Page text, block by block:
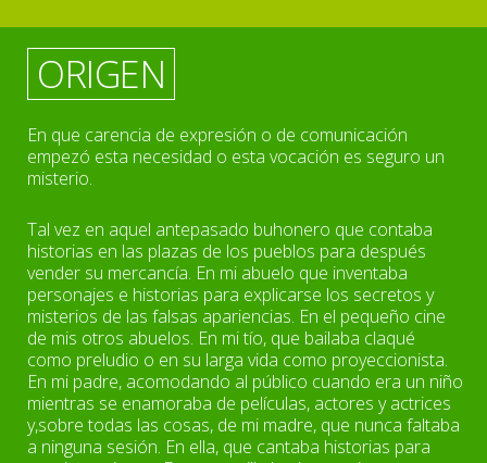
ORIGEN
En que carencia de expresión o de comunicación
empezó esta necesidad o esta vocación es seguro un
misterio.
Tal vez en aquel antepasado buhonero que contaba
historias en las plazas de los pueblos para después
vender su mercancía. En mi abuelo que inventaba
personajes e historias para explicarse los secretos y
misterios de las falsas apariencias. En el pequeño cine
de mis otros abuelos. En mi tío, que bailaba claqué
como preludio o en su larga vida como proyeccionista.
En mi padre, acomodando al público cuando era un niño
mientras se enamoraba de películas, actores y actrices
y,sobre todas las cosas, de mi madre, que nunca faltaba
a ninguna sesión. En ella, que cantaba historias para